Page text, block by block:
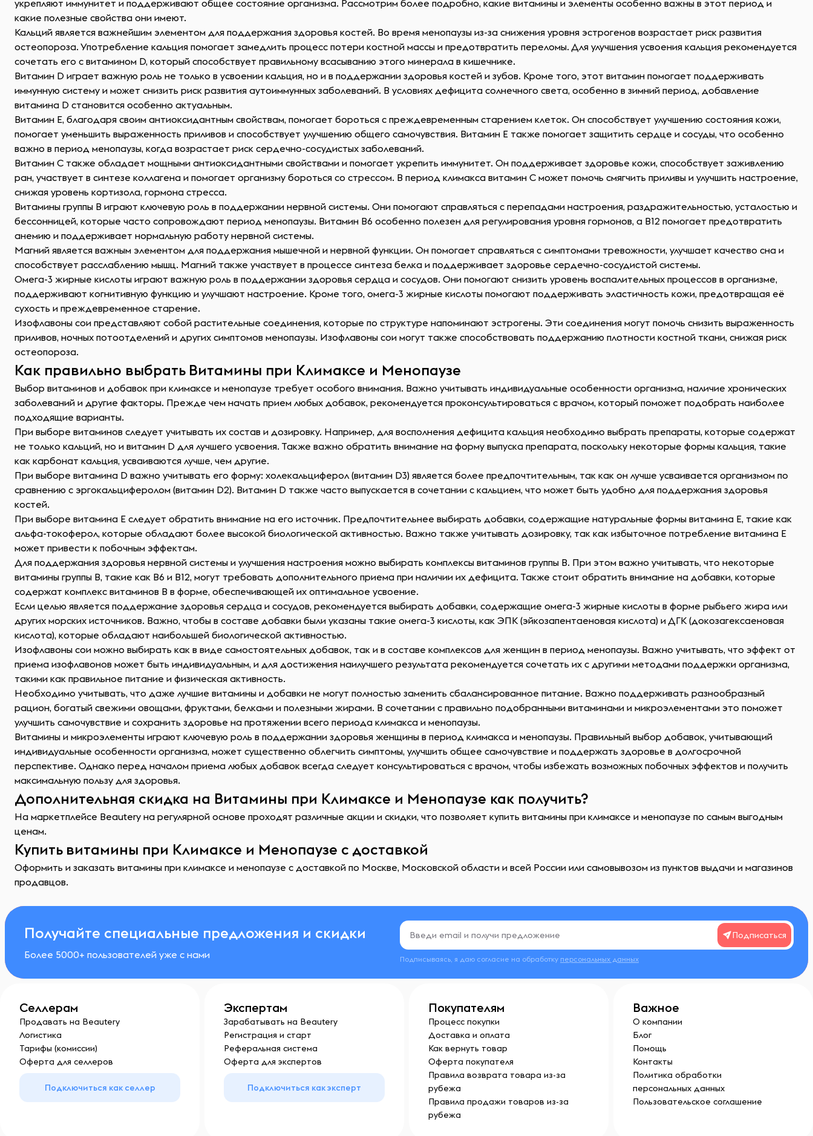
укрепляют иммунитет и поддерживают общее состояние организма. Рассмотрим более подробно, какие витамины и элементы особенно важны в этот период и
какие полезные свойства они имеют.
Кальций является важнейшим элементом для поддержания здоровья костей. Во время менопаузы из-за снижения уровня эстрогенов возрастает риск развития
остеопороза. Употребление кальция помогает замедлить процесс потери костной массы и предотвратить переломы. Для улучшения усвоения кальция рекомендуется
сочетать его с витамином D, который способствует правильному всасыванию этого минерала в кишечнике.
Витамин D играет важную роль не только в усвоении кальция, но и в поддержании здоровья костей и зубов. Кроме того, этот витамин помогает поддерживать
иммунную систему и может снизить риск развития аутоиммунных заболеваний. В условиях дефицита солнечного света, особенно в зимний период, добавление
витамина D становится особенно актуальным.
Витамин Е, благодаря своим антиоксидантным свойствам, помогает бороться с преждевременным старением клеток. Он способствует улучшению состояния кожи,
помогает уменьшить выраженность приливов и способствует улучшению общего самочувствия. Витамин Е также помогает защитить сердце и сосуды, что особенно
важно в период менопаузы, когда возрастает риск сердечно-сосудистых заболеваний.
Витамин С также обладает мощными антиоксидантными свойствами и помогает укрепить иммунитет. Он поддерживает здоровье кожи, способствует заживлению
ран, участвует в синтезе коллагена и помогает организму бороться со стрессом. В период климакса витамин С может помочь смягчить приливы и улучшить настроение,
снижая уровень кортизола, гормона стресса.
Витамины группы В играют ключевую роль в поддержании нервной системы. Они помогают справляться с перепадами настроения, раздражительностью, усталостью и
бессонницей, которые часто сопровождают период менопаузы. Витамин В6 особенно полезен для регулирования уровня гормонов, а В12 помогает предотвратить
анемию и поддерживает нормальную работу нервной системы.
Магний является важным элементом для поддержания мышечной и нервной функции. Он помогает справляться с симптомами тревожности, улучшает качество сна и
способствует расслаблению мышц. Магний также участвует в процессе синтеза белка и поддерживает здоровье сердечно-сосудистой системы.
Омега-3 жирные кислоты играют важную роль в поддержании здоровья сердца и сосудов. Они помогают снизить уровень воспалительных процессов в организме,
поддерживают когнитивную функцию и улучшают настроение. Кроме того, омега-3 жирные кислоты помогают поддерживать эластичность кожи, предотвращая её
сухость и преждевременное старение.
Изофлавоны сои представляют собой растительные соединения, которые по структуре напоминают эстрогены. Эти соединения могут помочь снизить выраженность
приливов, ночных потоотделений и других симптомов менопаузы. Изофлавоны сои могут также способствовать поддержанию плотности костной ткани, снижая риск
остеопороза.
Как правильно выбрать Витамины при Климаксе и Менопаузе
Выбор витаминов и добавок при климаксе и менопаузе требует особого внимания. Важно учитывать индивидуальные особенности организма, наличие хронических
заболеваний и другие факторы. Прежде чем начать прием любых добавок, рекомендуется проконсультироваться с врачом, который поможет подобрать наиболее
подходящие варианты.
При выборе витаминов следует учитывать их состав и дозировку. Например, для восполнения дефицита кальция необходимо выбрать препараты, которые содержат
не только кальций, но и витамин D для лучшего усвоения. Также важно обратить внимание на форму выпуска препарата, поскольку некоторые формы кальция, такие
как карбонат кальция, усваиваются лучше, чем другие.
При выборе витамина D важно учитывать его форму: холекальциферол (витамин D3) является более предпочтительным, так как он лучше усваивается организмом по
сравнению с эргокальциферолом (витамин D2). Витамин D также часто выпускается в сочетании с кальцием, что может быть удобно для поддержания здоровья
костей.
При выборе витамина Е следует обратить внимание на его источник. Предпочтительнее выбирать добавки, содержащие натуральные формы витамина Е, такие как
альфа-токоферол, которые обладают более высокой биологической активностью. Важно также учитывать дозировку, так как избыточное потребление витамина Е
может привести к побочным эффектам.
Для поддержания здоровья нервной системы и улучшения настроения можно выбирать комплексы витаминов группы В. При этом важно учитывать, что некоторые
витамины группы В, такие как В6 и В12, могут требовать дополнительного приема при наличии их дефицита. Также стоит обратить внимание на добавки, которые
содержат комплекс витаминов В в форме, обеспечивающей их оптимальное усвоение.
Если целью является поддержание здоровья сердца и сосудов, рекомендуется выбирать добавки, содержащие омега-3 жирные кислоты в форме рыбьего жира или
других морских источников. Важно, чтобы в составе добавки были указаны такие омега-3 кислоты, как ЭПК (эйкозапентаеновая кислота) и ДГК (докозагексаеновая
кислота), которые обладают наибольшей биологической активностью.
Изофлавоны сои можно выбирать как в виде самостоятельных добавок, так и в составе комплексов для женщин в период менопаузы. Важно учитывать, что эффект от
приема изофлавонов может быть индивидуальным, и для достижения наилучшего результата рекомендуется сочетать их с другими методами поддержки организма,
такими как правильное питание и физическая активность.
Необходимо учитывать, что даже лучшие витамины и добавки не могут полностью заменить сбалансированное питание. Важно поддерживать разнообразный
рацион, богатый свежими овощами, фруктами, белками и полезными жирами. В сочетании с правильно подобранными витаминами и микроэлементами это поможет
улучшить самочувствие и сохранить здоровье на протяжении всего периода климакса и менопаузы.
Витамины и микроэлементы играют ключевую роль в поддержании здоровья женщины в период климакса и менопаузы. Правильный выбор добавок, учитывающий
индивидуальные особенности организма, может существенно облегчить симптомы, улучшить общее самочувствие и поддержать здоровье в долгосрочной
перспективе. Однако перед началом приема любых добавок всегда следует консультироваться с врачом, чтобы избежать возможных побочных эффектов и получить
максимальную пользу для здоровья.
Дополнительная скидка на Витамины при Климаксе и Менопаузе как получить?
На маркетплейсе Beautery на регулярной основе проходят различные акции и скидки, что позволяет купить витамины при климаксе и менопаузе по самым выгодным
ценам.
Купить витамины при Климаксе и Менопаузе с доставкой
Оформить и заказать витамины при климаксе и менопаузе с доставкой по Москве, Московской области и всей России или самовывозом из пунктов выдачи и магазинов
продавцов.
Получайте специальные предложения и скидки
Более 5000+ пользователей уже с нами
Подписаться
Подписываясь, я даю согласие на обработку персональных данных
Селлерам
Продавать на Beautery
Логистика
Тарифы (комиссии)
Оферта для селлеров
Подключиться как селлер
Экспертам
Зарабатывать на Beautery
Регистрация и старт
Реферальная система
Оферта для экспертов
Подключиться как эксперт
Покупателям
Процесс покупки
Доставка и оплата
Как вернуть товар
Оферта покупателя
Правила возврата товара из-за
рубежа
Правила продажи товаров из-за
рубежа
Важное
О компании
Блог
Помощь
Контакты
Политика обработки
персональных данных
Пользовательское соглашение